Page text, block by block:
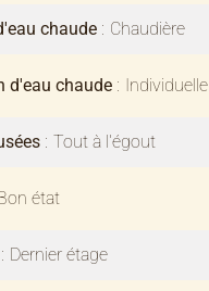
chaude Chaudière
d'eau chaude Individuelle
Tout à l'égout
état
Dernier étage